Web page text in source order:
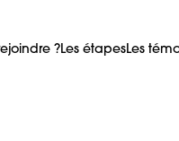
?Les étapesLes